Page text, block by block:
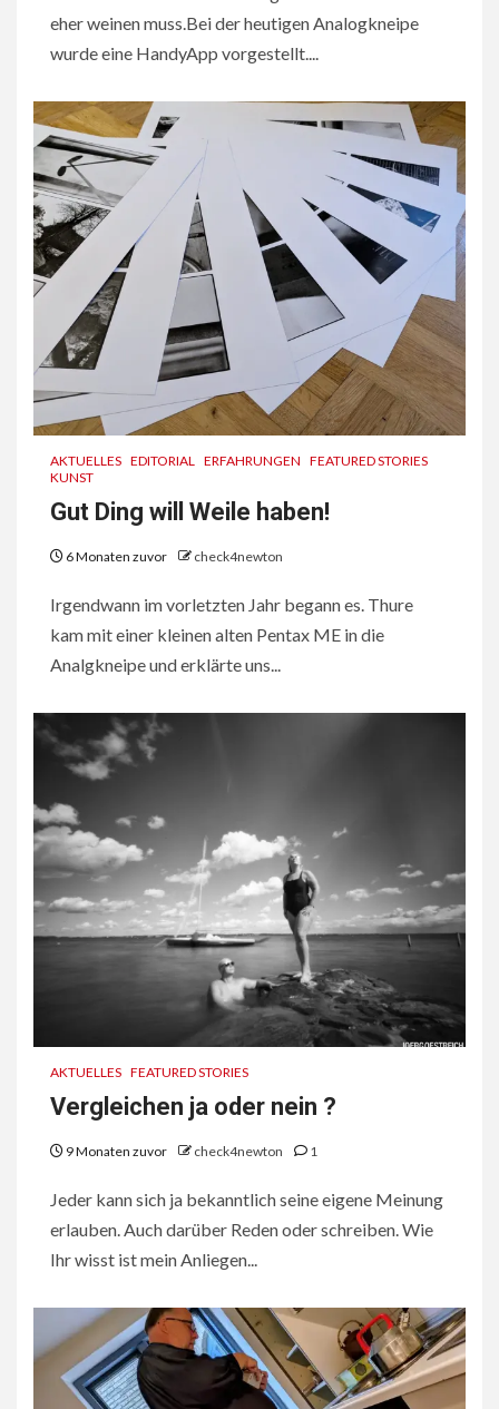
eher weinen muss.Bei der heutigen Analogkneipe
wurde eine HandyApp vorgestellt....
AKTUELLES EDITORIAL ERFAHRUNGEN FEATURED STORIES
KUNST
Gut Ding will Weile haben!
6 Monaten zuvor check4newton
Irgendwann im vorletzten Jahr begann es. Thure
kam mit einer kleinen alten Pentax ME in die
Analgkneipe und erklärte uns...
AKTUELLES FEATURED STORIES
Vergleichen ja oder nein ?
9 Monaten zuvor check4newton 1
Jeder kann sich ja bekanntlich seine eigene Meinung
erlauben. Auch darüber Reden oder schreiben. Wie
Ihr wisst ist mein Anliegen...